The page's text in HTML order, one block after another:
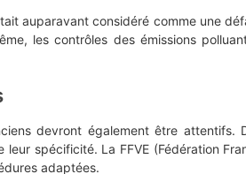
auparavant considéré comme une
les contrôles des émissions
devront également être
spécificité. La FFVE (Fédération
adaptées.